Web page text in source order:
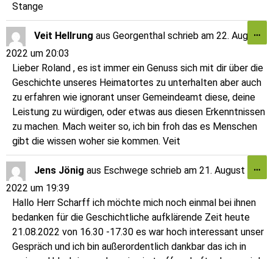
Stange
Veit Hellrung aus Georgenthal schrieb am 22. August
2022 um 20:03
Lieber Roland , es ist immer ein Genuss sich mit dir über die
Geschichte unseres Heimatortes zu unterhalten aber auch
zu erfahren wie ignorant unser Gemeindeamt diese, deine
Leistung zu würdigen, oder etwas aus diesen Erkenntnissen
zu machen. Mach weiter so, ich bin froh das es Menschen
gibt die wissen woher sie kommen. Veit
…
Jens Jönig aus Eschwege schrieb am 21. August
2022 um 19:39
Hallo Herr Scharff ich möchte mich noch einmal bei ihnen
bedanken für die Geschichtliche aufklärende Zeit heute
21.08.2022 von 16.30 -17.30 es war hoch interessant unser
Gespräch und ich bin außerordentlich dankbar das ich in
…